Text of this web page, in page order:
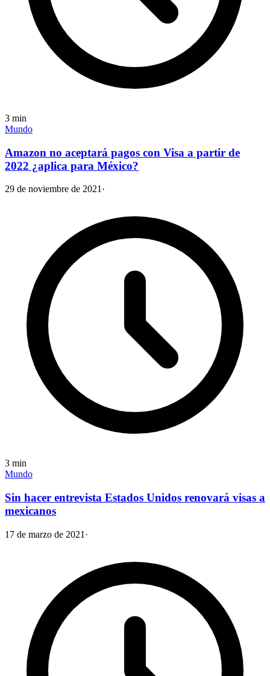
3 min
Mundo
Amazon no aceptará pagos con Visa a partir de
2022 ¿aplica para México?
29 de noviembre de 2021 ·
3 min
Mundo
Sin hacer entrevista Estados Unidos renovará visas a
mexicanos
17 de marzo de 2021 ·